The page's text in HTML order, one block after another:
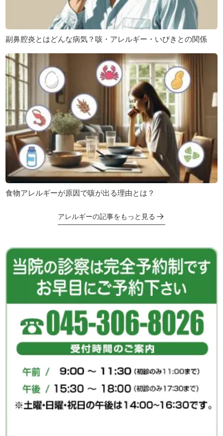
副鼻腔炎とはどんな病気？咳・アレルギー・いびきとの関係
食物アレルギーが原因で咳が出る理由とは？
アレルギーの記事をもっと見る